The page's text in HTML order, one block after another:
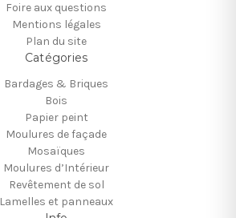
Foire aux questions
Mentions légales
Plan du site
Catégories
Bardages & Briques
Bois
Papier peint
Moulures de façade
Mosaïques
Moulures d’Intérieur
Revêtement de sol
Lamelles et panneaux